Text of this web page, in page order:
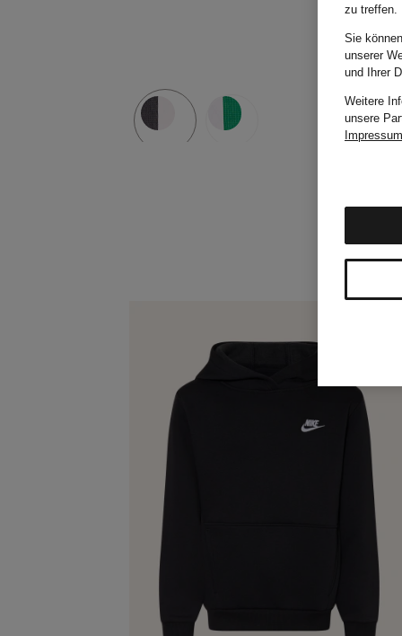
zu treffen.
Sie
unserer
und Ihrer
Weitere
unsere
Impressum